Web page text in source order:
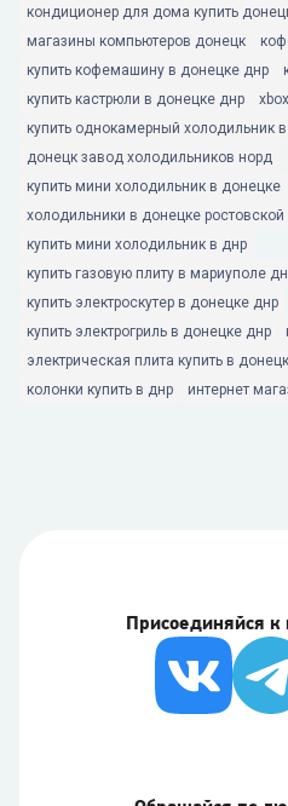
кондиционер для дома купить
магазины компьютеров донецк
купить кофемашину в донецке днр
купить кастрюли в донецке днр
купить однокамерный холодильник
донецк завод холодильников норд
купить мини холодильник в донецке
холодильники в донецке ростовской
купить мини холодильник в днр
купить газовую плиту в мариуполе
купить электроскутер в донецке днр
купить электрогриль в донецке днр
электрическая плита купить в
колонки купить в днр
интернет
Присоединяйся к